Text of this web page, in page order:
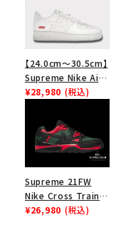
【24.0cm～30.5cm】
Supreme Nike Air
Force 1 Low シュプ
ース１スニーカー シ
ューズ ホワイト
¥28,980 (税込)
Supreme 21FW
Nike Cross Trainer
Low ナイキクロスト
¥26,980 (税込)